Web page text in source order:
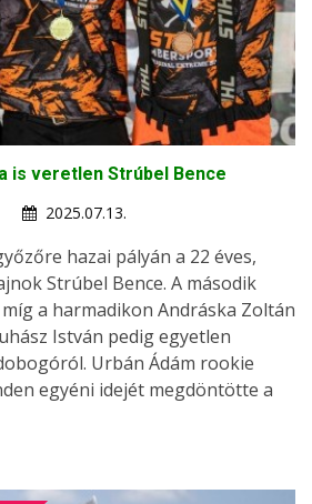
is veretlen Strúbel Bence
2025.07.13.
hazai pályán a 22 éves,
Strúbel Bence. A második
a harmadikon Andráska Zoltán
István pedig egyetlen
Urbán Ádám rookie
egyéni idejét megdöntötte a